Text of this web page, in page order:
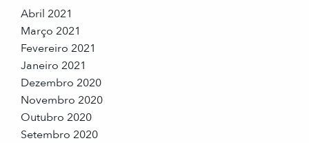
Abril 2021
Março 2021
Fevereiro 2021
Janeiro 2021
Dezembro 2020
Novembro 2020
Outubro 2020
Setembro 2020